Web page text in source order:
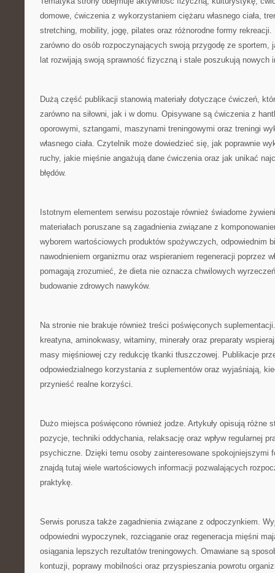
domowe, ćwiczenia z wykorzystaniem ciężaru własnego ciała,
stretching, mobility, jogę, pilates oraz różnorodne formy
zarówno do osób rozpoczynających swoją przygodę ze sportem,
lat rozwijają swoją sprawność fizyczną i stale poszukują nowych
Dużą część publikacji stanowią materiały dotyczące ćwiczeń,
zarówno na siłowni, jak i w domu. Opisywane są ćwiczenia z
oporowymi, sztangami, maszynami treningowymi oraz treningi
własnego ciała. Czytelnik może dowiedzieć się, jak poprawnie
ruchy, jakie mięśnie angażują dane ćwiczenia oraz jak unikać
błędów.
Istotnym elementem serwisu pozostaje również świadome
materiałach poruszane są zagadnienia związane z
wyborem wartościowych produktów spożywczych, odpowiednim
nawodnieniem organizmu oraz wspieraniem regeneracji poprzez
pomagają zrozumieć, że dieta nie oznacza chwilowych
budowanie zdrowych nawyków.
Na stronie nie brakuje również treści poświęconych
kreatyna, aminokwasy, witaminy, minerały oraz preparaty
masy mięśniowej czy redukcję tkanki tłuszczowej. Publikacje
odpowiedzialnego korzystania z suplementów oraz wyjaśniają,
przynieść realne korzyści.
Dużo miejsca poświęcono również jodze. Artykuły opisują różne
pozycje, techniki oddychania, relaksację oraz wpływ regularnej
psychiczne. Dzięki temu osoby zainteresowane spokojniejszymi
znajdą tutaj wiele wartościowych informacji pozwalających
praktykę.
Serwis porusza także zagadnienia związane z odpoczynkiem.
odpowiedni wypoczynek, rozciąganie oraz regeneracja mięśni
osiągania lepszych rezultatów treningowych. Omawiane są
kontuzji, poprawy mobilności oraz przyspieszania powrotu